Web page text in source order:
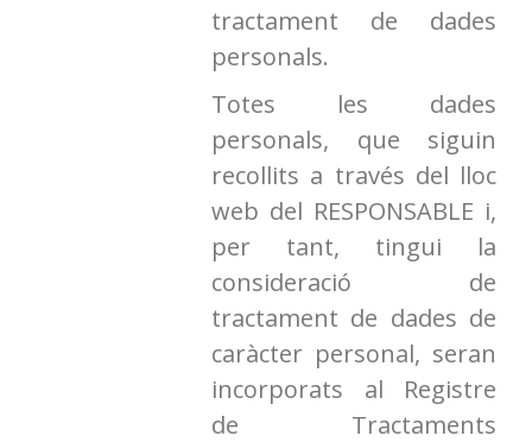
tractament de dades
personals.
Totes les dades
personals, que siguin
recollits a través del lloc
web del RESPONSABLE i,
per tant, tingui la
consideració de
tractament de dades de
caràcter personal, seran
incorporats al Registre
de Tractaments